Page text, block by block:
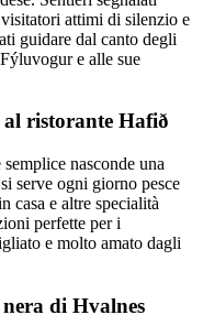
attimi di silenzio e
guidare dal canto degli
e alle sue
al ristorante Hafið
nasconde una
serve ogni giorno pesce
casa e altre specialità
perfette per i
e molto amato dagli
di Hvalnes